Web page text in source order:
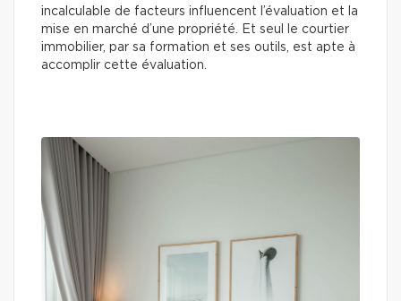
incalculable de facteurs influencent l’évaluation et la
mise en marché d’une propriété. Et seul le courtier
immobilier, par sa formation et ses outils, est apte à
accomplir cette évaluation.